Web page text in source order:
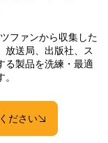
ファンから収集した
放送局、出版社、ス
る製品を洗練・最適
ださい